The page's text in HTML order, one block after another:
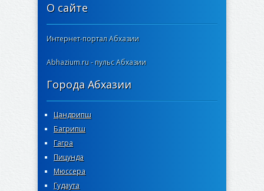
О сайте
Интернет-портал Абхазии
Abhazium.ru - пульс Абхазии
Города Абхазии
Цандрипш
Багрипш
Гагра
Пицунда
Мюссера
Гудаута